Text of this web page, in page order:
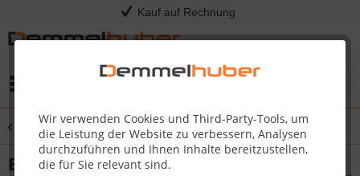
Kauf auf Rechnung
Wir verwenden Cookies und Third-Party-Tools, um
die Leistung der Website zu verbessern, Analysen
durchzuführen und Ihnen Inhalte bereitzustellen,
die für Sie relevant sind.
Übersicht Endkappen
Endkappe Profil 1 MK Fußleiste (Set)